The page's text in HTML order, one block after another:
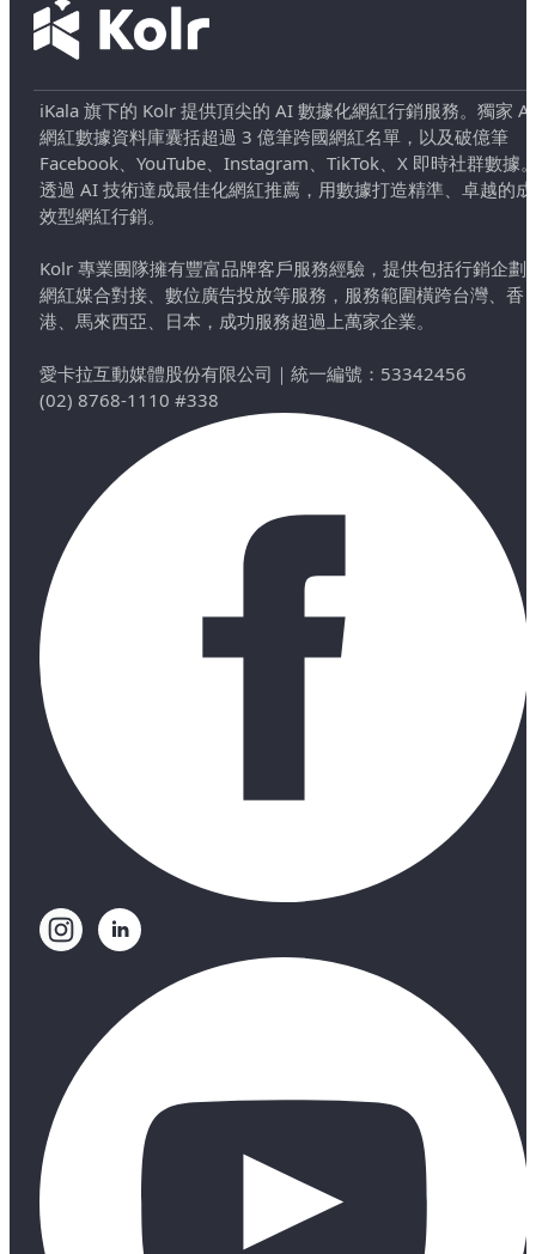
iKala 旗下的 Kolr 提供頂尖的 AI 數據化網紅行銷服務。獨家 AI
網紅數據資料庫囊括超過 3 億筆跨國網紅名單，以及破億筆
Facebook、YouTube、Instagram、TikTok、X 即時社群數據
透過 AI 技術達成最佳化網紅推薦，用數據打造精準、卓越的成
效型網紅行銷。
Kolr 專業團隊擁有豐富品牌客戶服務經驗，提供包括行銷企劃
網紅媒合對接、數位廣告投放等服務，服務範圍橫跨台灣、香
港、馬來西亞、日本，成功服務超過上萬家企業。
愛卡拉互動媒體股份有限公司 ｜ 統一編號：53342456
(02) 8768-1110 #338